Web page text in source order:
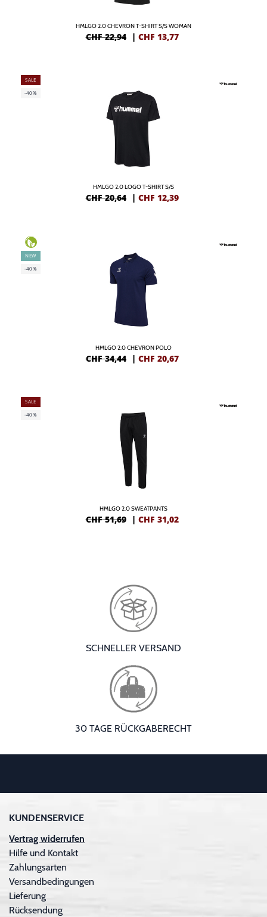
HMLGO 2.0 CHEVRON T-SHIRT S/S WOMAN
CHF 22,94 | CHF 13,77
SALE
-40%
HMLGO 2.0 LOGO T-SHIRT S/S
CHF 20,64 | CHF 12,39
NEW
-40%
HMLGO 2.0 CHEVRON POLO
CHF 34,44 | CHF 20,67
SALE
-40%
HMLGO 2.0 SWEATPANTS
CHF 51,69 | CHF 31,02
SCHNELLER VERSAND
30 TAGE RÜCKGABERECHT
KUNDENSERVICE
Vertrag widerrufen
Hilfe und Kontakt
Zahlungsarten
Versandbedingungen
Lieferung
Rücksendung